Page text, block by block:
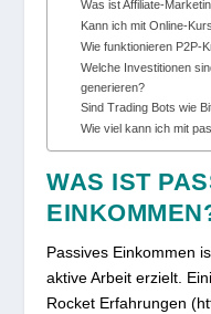
Was ist Affiliate-
Kann ich mit Online-
Wie funktionieren P2P-
Welche Investitionen
generieren?
Sind Trading Bots wie
Wie viel kann ich mit
WAS IST
Passives Einkommen
aktive Arbeit erzielt.
Rocket Erfahrungen